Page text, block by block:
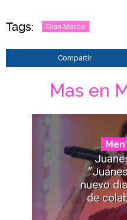
Tags: Gian Marco
Compartir
Mas en
nuevo
de